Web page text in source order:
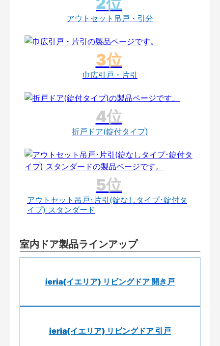
アウトセット吊戸・引分
巾広引戸・片引
折戸ドア(錠付タイプ)
アウトセット吊戸･片引(錠なしタイプ･錠付タ
イプ) スタンダード
室内ドア製品ラインアップ
ieria(イエリア) リビングドア 開き戸
ieria(イエリア) リビングドア 引戸